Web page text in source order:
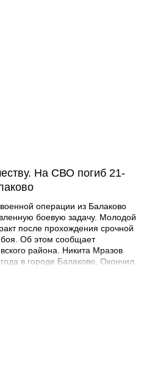
На СВО погиб 21-
операции из Балаково
боевую задачу. Молодой
после прохождения срочной
Об этом сообщает
района. Никита Мразов
в городе Балаково. Окончил